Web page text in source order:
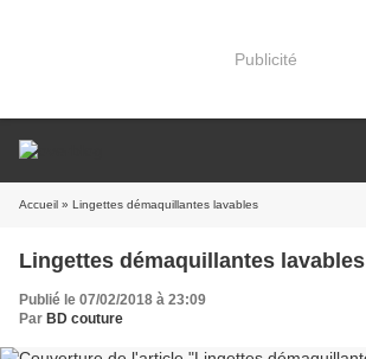
Publicité
Accueil » Lingettes démaquillantes lavables
Lingettes démaquillantes lavables
Publié le 07/02/2018 à 23:09
Par BD couture